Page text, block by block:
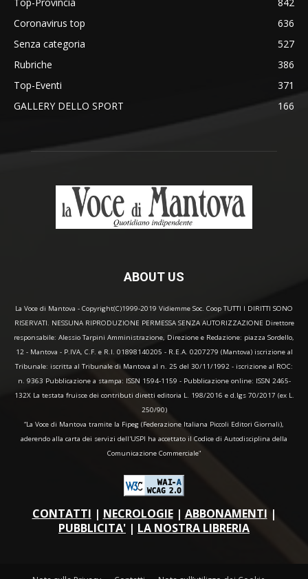
Coronavirus top
636
Senza categoria
527
Rubriche
386
Top-Eventi
371
GALLERY DELLO SPORT
166
ABOUT US
La Voce di Mantova - Copyright(C)1999-2019 Vidiemme Soc. Coop TUTTI I DIRITTI SONO
RISERVATI. NESSUNA RIPRODUZIONE PERMESSA SENZA AUTORIZZAZIONE Direttore
responsabile: Alessio Tarpini Amministrazione, Direzione e Redazione: piazza Sordello,
12 - Mantova - P.IVA, C.F. e R.I. 01898140205 - R.E.A. 0207279 (Mantova) iscrizione al
Tribunale: iscritta al Tribunale di Mantova al n. 25 del 30/11/1992 - iscrizione al ROC:
n. 9363 Pubblicazione a stampa: ISSN 1594-1159 - Pubblicazione online: ISSN 2465-
132X La testata fruisce dei contributi diretti editoria L. 198/2016 e d.lgs 70/2017 (ex L.
250/90)
“La Voce di Mantova tramite la Fipeg (Federazione Italiana Piccoli Editori Giornali),
aderendo alla carta dei servizi dell'USPI ha accettato il Codice di Autodisciplina della
Comunicazione Commerciale"
CONTATTI | NECROLOGIE| ABBONAMENTI |
PUBBLICITA' | LA NOSTRA LIBRERIA